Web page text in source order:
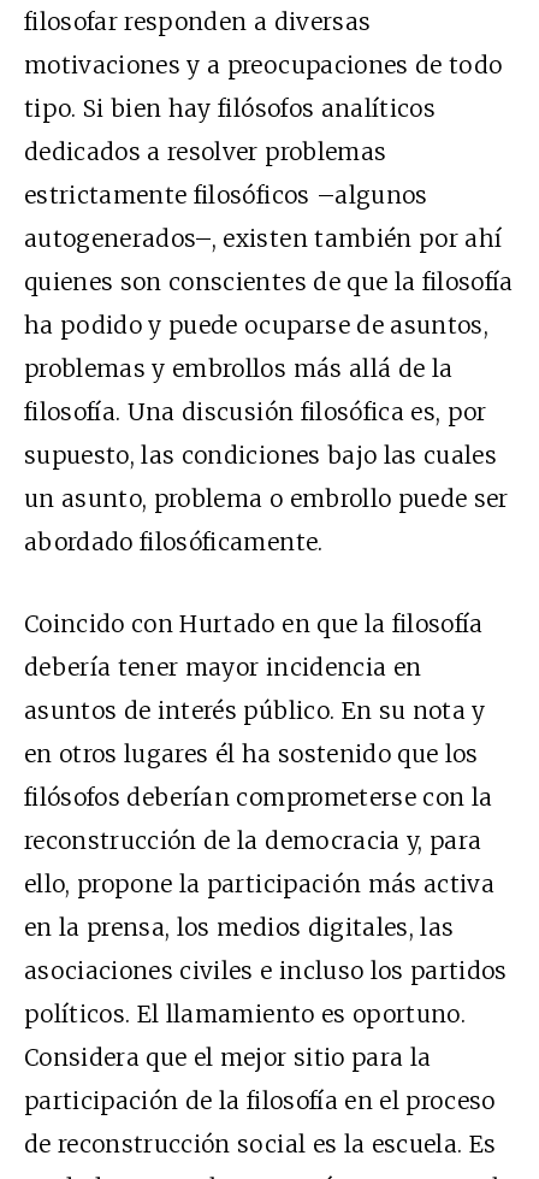
filosofar responden a diversas
motivaciones y a preocupaciones de todo
tipo. Si bien hay filósofos analíticos
dedicados a resolver problemas
estrictamente filosóficos –algunos
autogenerados–, existen también por ahí
quienes son conscientes de que la filosofía
ha podido y puede ocuparse de asuntos,
problemas y embrollos más allá de la
filosofía. Una discusión filosófica es, por
supuesto, las condiciones bajo las cuales
un asunto, problema o embrollo puede ser
abordado filosóficamente.
Coincido con Hurtado en que la filosofía
debería tener mayor incidencia en
asuntos de interés público. En su nota y
en otros lugares él ha sostenido que los
filósofos deberían comprometerse con la
reconstrucción de la democracia y, para
ello, propone la participación más activa
en la prensa, los medios digitales, las
asociaciones civiles e incluso los partidos
políticos. El llamamiento es oportuno.
Considera que el mejor sitio para la
participación de la filosofía en el proceso
de reconstrucción social es la escuela. Es